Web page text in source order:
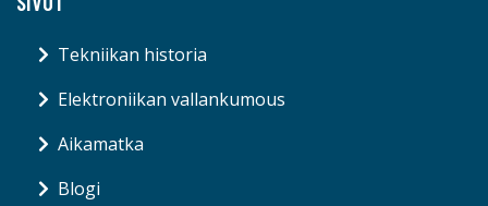
Tekniikan historia
Elektroniikan vallankumous
Aikamatka
Blogi